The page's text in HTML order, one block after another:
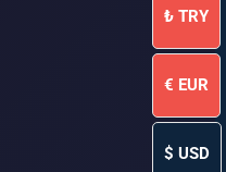
₺ TRY
€ EUR
$ USD